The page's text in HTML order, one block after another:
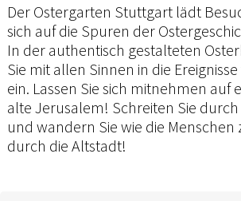
Der Ostergarten Stuttgart lädt
sich auf die Spuren der
In der authentisch gestalteten
Sie mit allen Sinnen in die
ein. Lassen Sie sich mitnehmen auf
alte Jerusalem! Schreiten Sie
und wandern Sie wie die Menschen
durch die Altstadt!